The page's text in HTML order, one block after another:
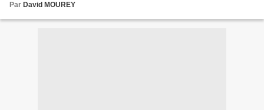
Par David MOUREY